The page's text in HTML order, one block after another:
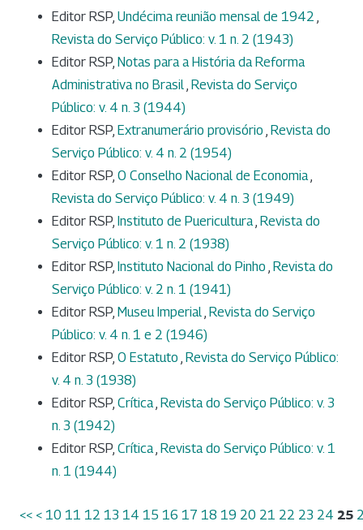
Editor RSP, Undécima reunião mensal de 1942 ,
Revista do Serviço Público: v. 1 n. 2 (1943)
Editor RSP, Notas para a História da Reforma
Administrativa no Brasil, Revista do Serviço
Público: v. 4 n. 3 (1944)
Editor RSP, Extranumerário provisório , Revista do
Serviço Público: v. 4 n. 2 (1954)
Editor RSP, O Conselho Nacional de Economia,
Revista do Serviço Público: v. 4 n. 3 (1949)
Editor RSP, Instituto de Puericultura, Revista do
Serviço Público: v. 1 n. 2 (1938)
Editor RSP, Instituto Nacional do Pinho , Revista do
Serviço Público: v. 2 n. 1 (1941)
Editor RSP, Museu Imperial, Revista do Serviço
Público: v. 4 n. 1 e 2 (1946)
Editor RSP, O Estatuto , Revista do Serviço Público:
v. 4 n. 3 (1938)
Editor RSP, Crítica, Revista do Serviço Público: v. 3
n. 3 (1942)
Editor RSP, Crítica, Revista do Serviço Público: v. 1
n. 1 (1944)
<< < 10 11 12 13 14 15 16 17 18 19 20 21 22 23 24 25